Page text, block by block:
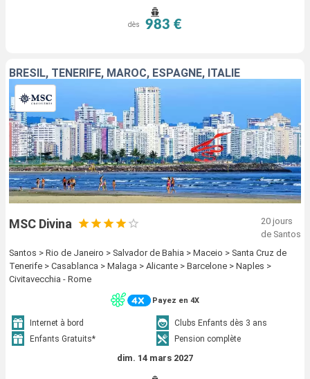
dès 983 €
BRÉSIL, TENERIFE, MAROC, ESPAGNE, ITALIE
MSC Divina
20 jours
de Santos
Santos > Rio de Janeiro > Salvador de Bahia > Maceio > Santa Cruz de
Tenerife > Casablanca > Malaga > Alicante > Barcelone > Naples >
Civitavecchia - Rome
Payez en 4X
Internet à bord
Clubs Enfants dès 3 ans
Enfants Gratuits*
Pension complète
dim. 14 mars 2027